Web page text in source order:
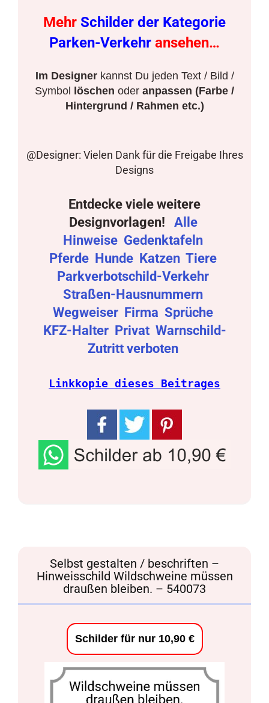
Mehr Schilder der Kategorie
Parken-Verkehr ansehen…
Im Designerkannst Du jeden Text / Bild /
Symbol löschen oder anpassen (Farbe /
Hintergrund / Rahmen etc.)
@Designer: Vielen Dank für die Freigabe Ihres
Designs
Entdecke viele weitere
Designvorlagen!
Alle
Hinweise Gedenktafeln
Pferde Hunde Katzen Tiere
Parkverbotschild-Verkehr
Straßen-Hausnummern
Wegweiser Firma Sprüche
KFZ-Halter Privat Warnschild-
Zutritt verboten
Linkkopie dieses Beitrages
Selbst gestalten / beschriften –
Hinweisschild Wildschweine müssen
draußen bleiben. – 540073
Schilder für nur 10,90 €